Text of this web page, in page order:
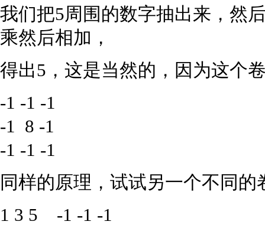
我们把5周围的数字抽出来，然
乘然后相加，
得出5，这是当然的，因为这个
-1 -1 -1
-1 8 -1
-1 -1 -1
同样的原理，试试另一个不同的
1 3 5 -1 -1 -1